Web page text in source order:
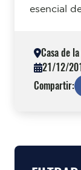
esencial
Casa de
21/12/
Compartir: